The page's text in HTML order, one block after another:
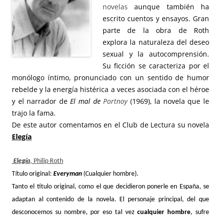
novelasaunque también ha
escrito cuentos y ensayos. Gran
parte de la obra de Roth
explora la naturaleza del deseo
sexual y la autocomprensión.
Su ficción se caracteriza por el
monólogo íntimo, pronunciado con un sentido de humor
rebelde y la energía histérica a veces asociada con el héroe
y el narrador deEl mal dePortnoy (1969), la novela que le
trajo la fama.
De este autor comentamos en el Club de Lectura su novela
Elegía
Elegía, Philip Roth
Título original: Everyman (Cualquier hombre).
Tanto el título original, como el que decidieron ponerle en España, se
adaptan al contenido de la novela. El personaje principal, del que
desconocemos su nombre, por eso tal vezcualquier hombre, sufre